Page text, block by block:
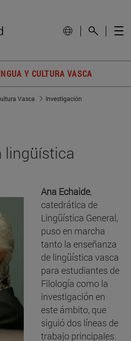
Y CULTURA VASCA
Vasca
Investigación
lingüística
Ana Echaide,
catedrática de
Lingüística General,
puso en marcha
tanto la enseñanza
de lingüística vasca
para estudiantes de
Filología como la
investigación en
este ámbito, que
siguió dos líneas de
trabajo principales.